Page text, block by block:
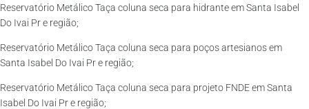
Reservatório Metálico Taça coluna seca para hidrante em Santa Isabel
Do Ivai Pr e região;
Reservatório Metálico Taça coluna seca para poços artesianos em
Santa Isabel Do Ivai Pr e região;
Reservatório Metálico Taça coluna seca para projeto FNDE em Santa
Isabel Do Ivai Pr e região;